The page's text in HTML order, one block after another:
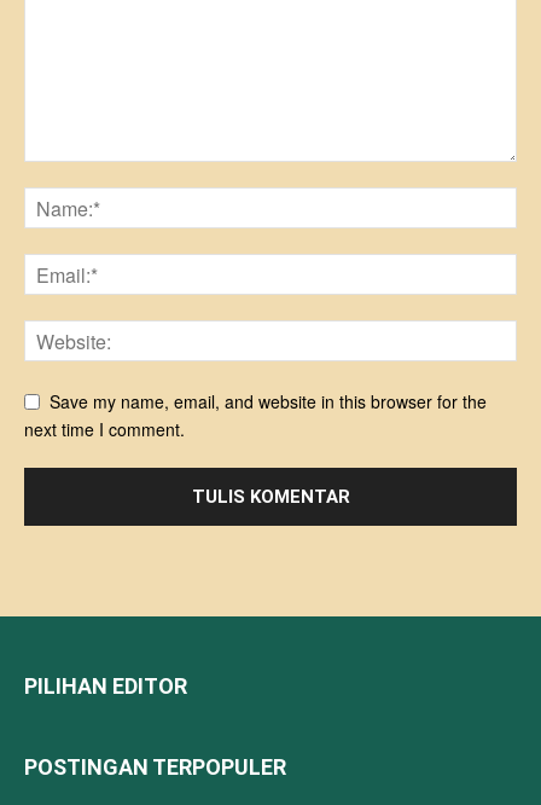
Save my name, email, and website in this browser for the
next time I comment.
PILIHAN EDITOR
POSTINGAN TERPOPULER